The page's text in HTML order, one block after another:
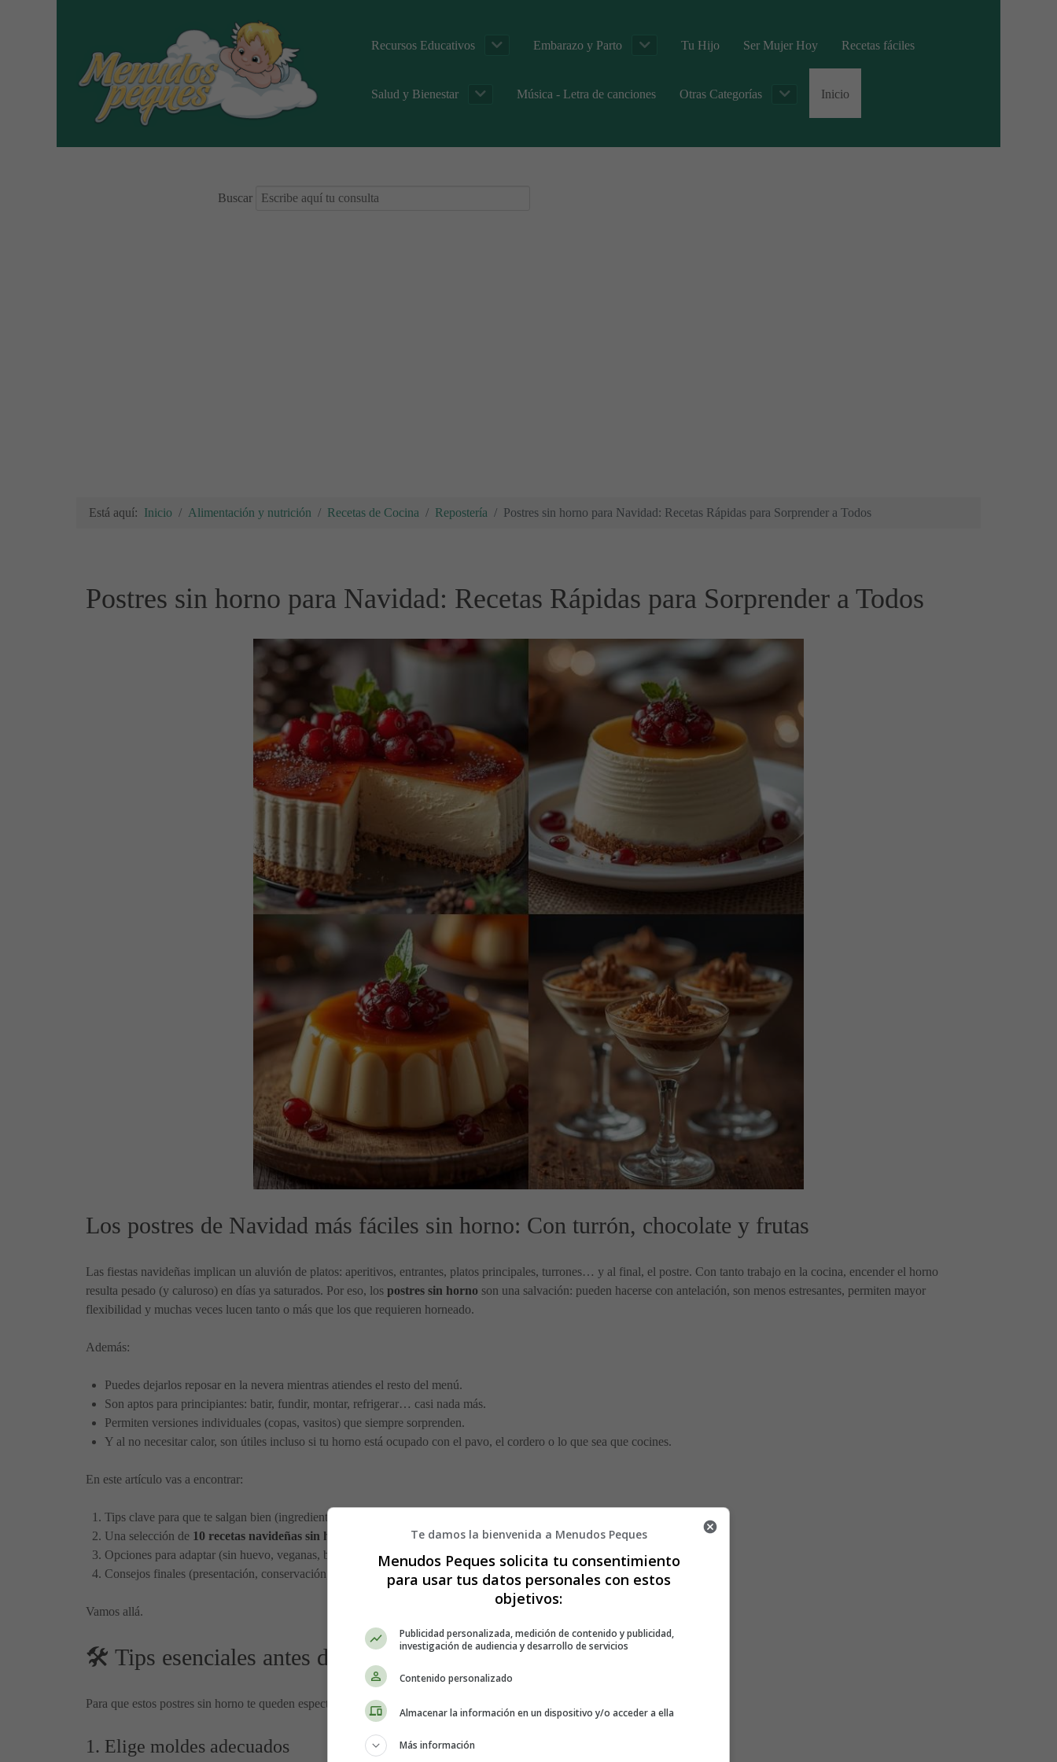
Recursos Educativos Embarazo y Parto Tu Hijo Ser Mujer Hoy Recetas fáciles
Salud y Bienestar Música - Letra de canciones Otras Categorías Inicio
Buscar
Está aquí: Inicio Alimentación y nutrición Recetas de Cocina Repostería Postres sin horno para Navidad: Recetas Rápidas para Sorprender a Todos
Postres sin horno para Navidad: Recetas Rápidas para Sorprender a Todos
Los postres de Navidad más fáciles sin horno: Con turrón, chocolate y frutas
Las fiestas navideñas implican un aluvión de platos: aperitivos, entrantes, platos principales, turrones… y al final, el postre. Con tanto trabajo en la cocina, encender el horno
resulta pesado (y caluroso) en días ya saturados. Por eso, los postres sin horno son una salvación: pueden hacerse con antelación, son menos estresantes, permiten mayor
flexibilidad y muchas veces lucen tanto o más que los que requieren horneado.
Además:
Puedes dejarlos reposar en la nevera mientras atiendes el resto del menú.
Son aptos para principiantes: batir, fundir, montar, refrigerar… casi nada más.
Permiten versiones individuales (copas, vasitos) que siempre sorprenden.
Y al no necesitar calor, son útiles incluso si tu horno está ocupado con el pavo, el cordero o lo que sea que cocines.
En este artículo vas a encontrar:
Tips clave para que te salgan bien (ingredientes, técnica, presentación).
Una selección de 10 recetas navideñas sin horno
, con explicación paso a paso.
Opciones para adaptar (sin huevo, veganas, bajas en azúcar).
Consejos finales (presentación, conservación, ideas extra).
Vamos allá.
🛠️ Tips esenciales antes de ponerte a preparar
Para que estos postres sin horno te queden espectaculares:
1. Elige moldes adecuados
Te damos la bienvenida a Menudos Peques
Menudos Peques solicita tu consentimiento
para usar tus datos personales con estos
objetivos:
Publicidad personalizada, medición de contenido y publicidad,
investigación de audiencia y desarrollo de servicios
Contenido personalizado
Almacenar la información en un dispositivo y/o acceder a ella
Más información